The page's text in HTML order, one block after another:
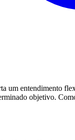
um entendimento
objetivo.